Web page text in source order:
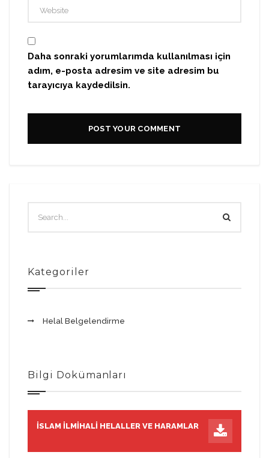
Daha sonraki yorumlarımda kullanılması için
adım, e-posta adresim ve site adresim bu
tarayıcıya kaydedilsin.
Kategoriler
Helal Belgelendirme
Bilgi Dokümanları
İSLAM İLMIHALI HELALLER VE HARAMLAR